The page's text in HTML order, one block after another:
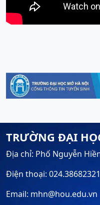
TRƯỜNG ĐẠI
Địa chỉ: Phố Nguyễn
Điện thoại: 024.38682321
Email: mhn@hou.edu.vn